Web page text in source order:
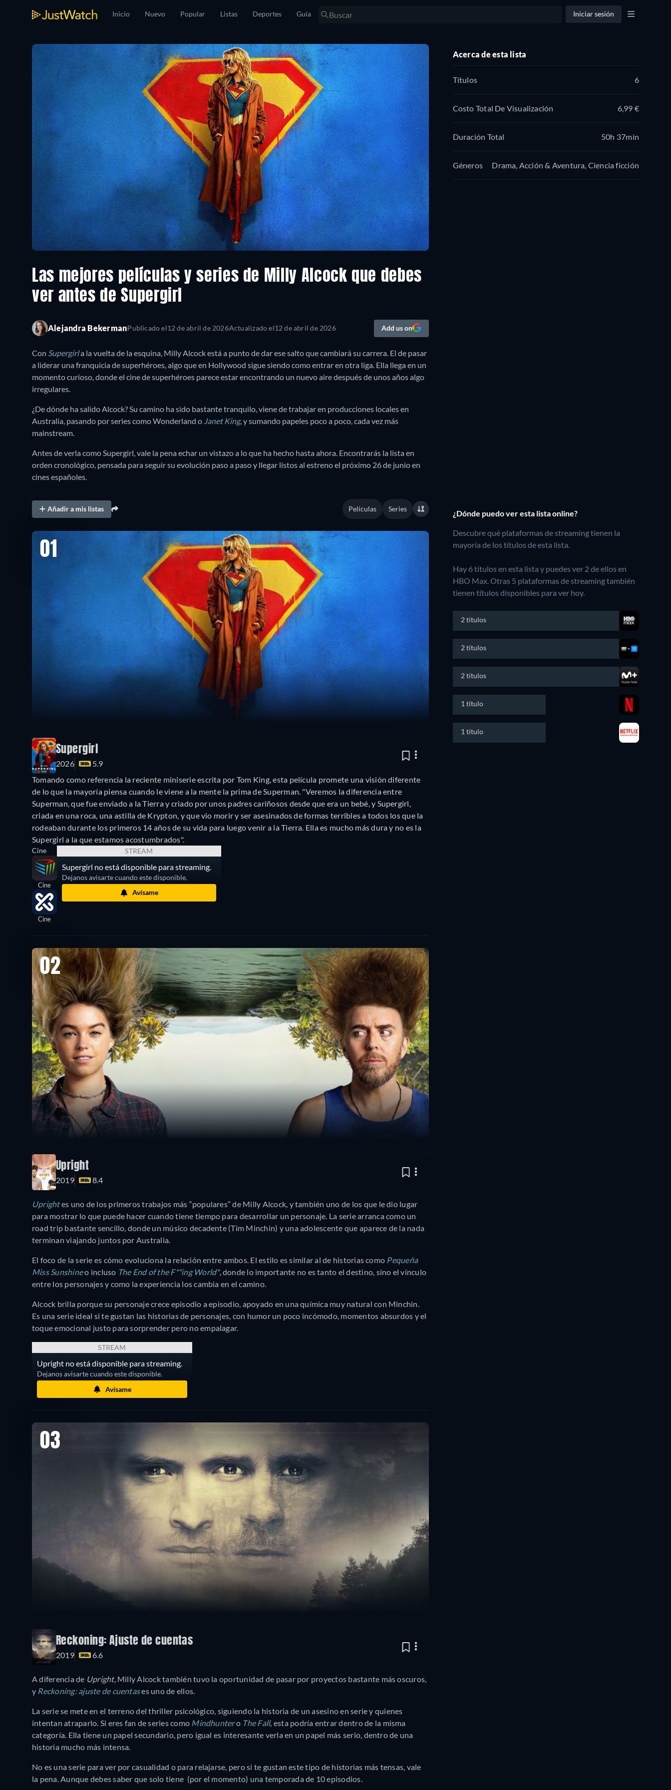
Inicio Nuevo Popular Listas Deportes Guía Iniciar sesión
Las mejores películas y series de Milly Alcock que debes
ver antes de Supergirl
Alejandra BekermanPublicado el12 de abril de 2026Actualizado el12 de abril de 2026 Add us on
Con Supergirla la vuelta de la esquina, Milly Alcock está a punto de dar ese salto que cambiará su carrera. El de pasar
a liderar una franquicia de superhéroes, algo que en Hollywood sigue siendo como entrar en otra liga. Ella llega en un
momento curioso, donde el cine de superhéroes parece estar encontrando un nuevo aire después de unos años algo
irregulares.
¿De dónde ha salido Alcock? Su camino ha sido bastante tranquilo, viene de trabajar en producciones locales en
Australia, pasando por series como Wonderland o Janet King, y sumando papeles poco a poco, cada vez más
mainstream.
Antes de verla como Supergirl, vale la pena echar un vistazo a lo que ha hecho hasta ahora. Encontrarás la lista en
orden cronológico, pensada para seguir su evolución paso a paso y llegar listos al estreno el próximo 26 de junio en
cines españoles.
Añadir a mis listas Películas Series
01
Supergirl
2026
5.9
Tomando como referencia la reciente miniserie escrita por Tom King, esta película promete una visión diferente
de lo que la mayoría piensa cuando le viene a la mente la prima de Superman. "Veremos la diferencia entre
Superman, que fue enviado a la Tierra y criado por unos padres cariñosos desde que era un bebé, y Supergirl,
criada en una roca, una astilla de Krypton, y que vio morir y ser asesinados de formas terribles a todos los que la
rodeaban durante los primeros 14 años de su vida para luego venir a la Tierra. Ella es mucho más dura y no es la
Supergirl a la que estamos acostumbrados".
Cine
Cine
Cine
STREAM
Supergirl no está disponible para streaming.
Dejanos avisarte cuando este disponible.
Avísame
02
Upright
2019 8.4
Uprightes uno de los primeros trabajos más “populares” de Milly Alcock, y también uno de los que le dio lugar
para mostrar lo que puede hacer cuando tiene tiempo para desarrollar un personaje. La serie arranca como un
road trip bastante sencillo, donde un músico decadente (Tim Minchin) y una adolescente que aparece de la nada
terminan viajando juntos por Australia.
El foco de la serie es cómo evoluciona la relación entre ambos. El estilo es similar al de historias como Pequeña
Miss Sunshineo incluso The End of the F**ing World*, donde lo importante no es tanto el destino, sino el vínculo
entre los personajes y como la experiencia los cambia en el camino.
Alcock brilla porque su personaje crece episodio a episodio, apoyado en una química muy natural con Minchin.
Es una serie ideal si te gustan las historias de personajes, con humor un poco incómodo, momentos absurdos y el
toque emocional justo para sorprender pero no empalagar.
STREAM
Upright no está disponible para streaming.
Dejanos avisarte cuando este disponible.
Avísame
03
Reckoning: Ajuste de cuentas
2019 6.6
A diferencia de Upright, Milly Alcock también tuvo la oportunidad de pasar por proyectos bastante más oscuros,
y Reckoning: ajuste de cuentases uno de ellos.
La serie se mete en el terreno del thriller psicológico, siguiendo la historia de un asesino en serie y quienes
intentan atraparlo. Si eres fan de series como Mindhuntero The Fall, esta podría entrar dentro de la misma
categoría. Ella tiene un papel secundario, pero igual es interesante verla en un papel más serio, dentro de una
historia mucho más intensa.
No es una serie para ver por casualidad o para relajarse, pero si te gustan este tipo de historias más tensas, vale
la pena. Aunque debes saber que solo tiene (por el momento) una temporada de 10 episodios.
Acerca de esta lista
Títulos 6
Costo Total De Visualización 6,99 €
Duración Total 50h 37min
Géneros Drama, Acción & Aventura, Ciencia ficción
¿Dónde puedo ver esta lista online?
Descubre qué plataformas de streaming tienen la
mayoría de los títulos de esta lista.
Hay 6 títulos en esta lista y puedes ver 2 de ellos en
HBO Max.Otras 5 plataformas de streaming también
tienen títulos disponibles para ver hoy.
2 títulos
2 títulos
2 títulos
1 título
1 título